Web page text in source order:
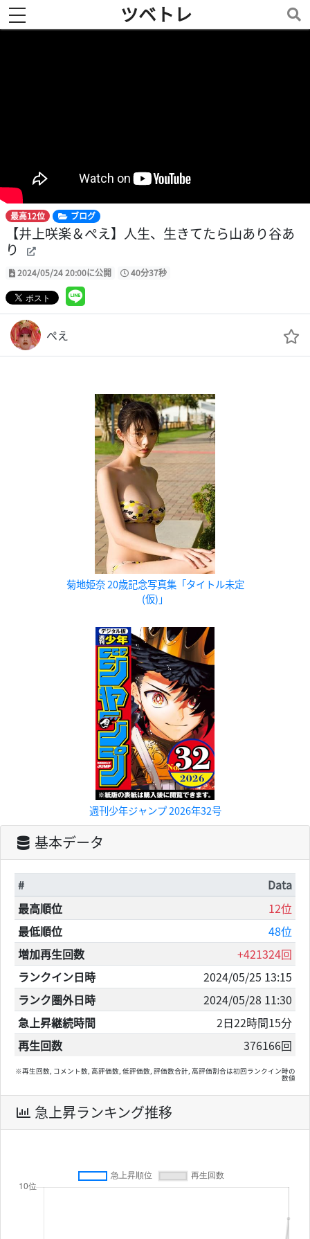
toggle navigation ツベトレ
最高12位 ブログ
【井上咲楽＆ぺえ】人生、生きてたら山あり谷あ
り
2024/05/24 20:00に公開 40分37秒
ぺえ
菊地姫奈 20歳記念写真集「タイトル未定
(仮)」
週刊少年ジャンプ 2026年32号
基本データ
#
Data
最高順位
12位
最低順位
48位
増加再生回数
+421324回
ランクイン日時
2024/05/25 13:15
ランク圏外日時
2024/05/28 11:30
急上昇継続時間
2日22時間15分
再生回数
376166回
※再生回数, コメント数, 高評価数, 低評価数, 評価数合計, 高評価割合は初回ランクイン時の
数値
急上昇ランキング推移